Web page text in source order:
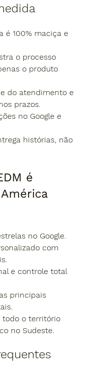
é 100% maciça e
o processo
o produto
do atendimento e
prazos.
no Google e
histórias, não
é
no Google.
com
e controle total
principais
o território
no Sudeste.